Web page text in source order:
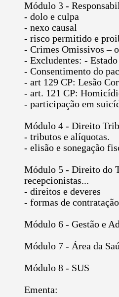
Módulo 3 -
- dolo e culpa
- nexo causal
- risco permitido e
- Crimes Omissivos –
- Excludentes: -
- Consentimento do
- art 129 CP: Lesão
- art. 121 CP:
- participação em
Módulo 4 - Direito
- tributos e alíquotas.
- elisão e sonegação
Módulo 5 - Direito do
recepcionistas...
- direitos e deveres
- formas de
Módulo 6 - Gestão e
Módulo 7 - Área da
Módulo 8 - SUS
Ementa: